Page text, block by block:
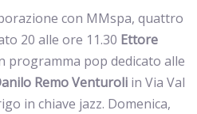
con MMspa, quattro
20 alle ore 11.30 Ettore
programma pop dedicato alle
Remo Venturoli in Via Val
in chiave jazz. Domenica,